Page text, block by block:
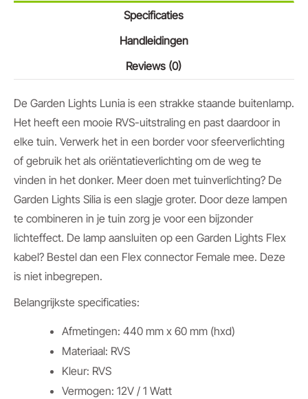
Specificaties
Handleidingen
Reviews (0)
De Garden Lights Lunia is een strakke staande buitenlamp.
Het heeft een mooie RVS-uitstraling en past daardoor in
elke tuin. Verwerk het in een border voor sfeerverlichting
of gebruik het als oriëntatieverlichting om de weg te
vinden in het donker. Meer doen met tuinverlichting? De
Garden Lights Silia is een slagje groter. Door deze lampen
te combineren in je tuin zorg je voor een bijzonder
lichteffect. De lamp aansluiten op een Garden Lights Flex
kabel? Bestel dan een Flex connector Female mee. Deze
is niet inbegrepen.
Belangrijkste specificaties:
Afmetingen: 440 mm x 60 mm (hxd)
Materiaal: RVS
Kleur: RVS
Vermogen: 12V / 1 Watt